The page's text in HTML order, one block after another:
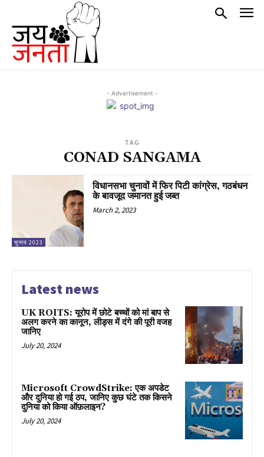
- Advertisement -
TAG
CONAD SANGAMA
चुनाव 2023
विधानसभा चुनावों में फिर पिटी कांग्रेस, गठबंधन
के बावजूद जमानत हुई जब्त
March 2, 2023
Latest news
UK ROITS: यूरोप में छोटे बच्चों को मां बाप से
अलग करने का कानून, लीड्स में दंगे की पूरी वजह
जानिए
July 20, 2024
Microsoft CrowdStrike: एक अपडेट
और दुनिया हो गई ठप, जानिए कुछ घंटे तक किसने
दुनिया को किया ऑफ़लाइन?
July 20, 2024